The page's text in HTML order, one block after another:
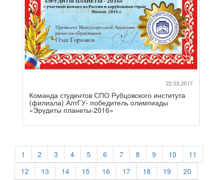
22.03.2017
Команда студентов СПО Рубцовского института
(филиала) АлтГУ- победитель олимпиады
«Эрудиты планеты-2016»
1 2 3 4 5 6 7 8 9 10
11
12
13 14 15 16 17 18 19
20